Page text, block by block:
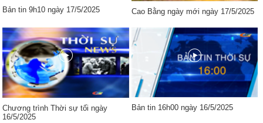
Bản tin 9h10 ngày 17/5/2025 Cao Bằng ngày mới ngày 17/5/2025
Chương trình Thời sự tối ngày
16/5/2025
Bản tin 16h00 ngày 16/5/2025